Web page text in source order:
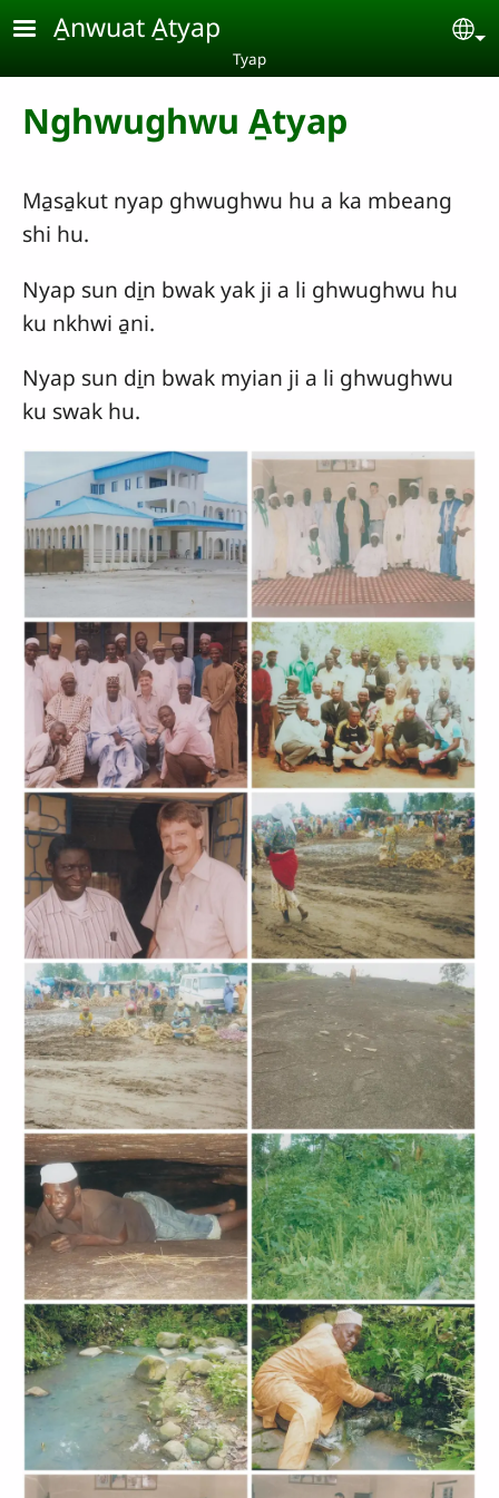
Skip to main content
A̱nwuat A̱tyap
Tyap
Nghwughwu A̱tyap
Ma̱sa̱kut nyap ghwughwu hu a ka mbeang
shi hu.
Nyap sun di̱n bwak yak ji a li ghwughwu hu
ku nkhwi a̱ni.
Nyap sun di̱n bwak myian ji a li ghwughwu
ku swak hu.